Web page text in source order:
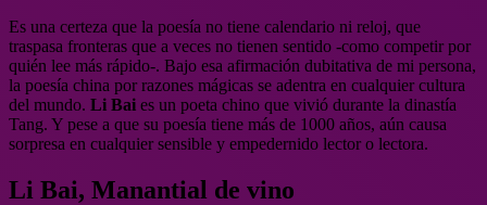
Es una certeza que la poesía no tiene calendario ni reloj, que
traspasa fronteras que a veces no tienen sentido -como competir por
quién lee más rápido-. Bajo esa afirmación dubitativa de mi persona,
la poesía china por razones mágicas se adentra en cualquier cultura
del mundo. Li Bai es un poeta chino que vivió durante la dinastía
Tang. Y pese a que su poesía tiene más de 1000 años, aún causa
sorpresa en cualquier sensible y empedernido lector o lectora.
Li Bai, Manantial de vino